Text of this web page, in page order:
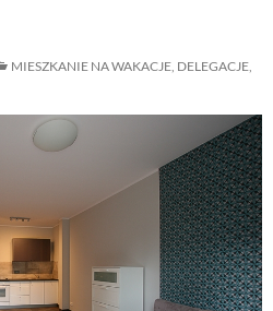
MIESZKANIE NA WAKACJE, DELEGACJE,